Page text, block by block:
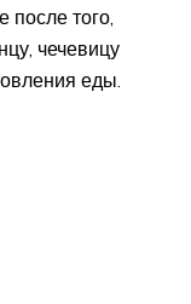
того,
чечевицу
еды.